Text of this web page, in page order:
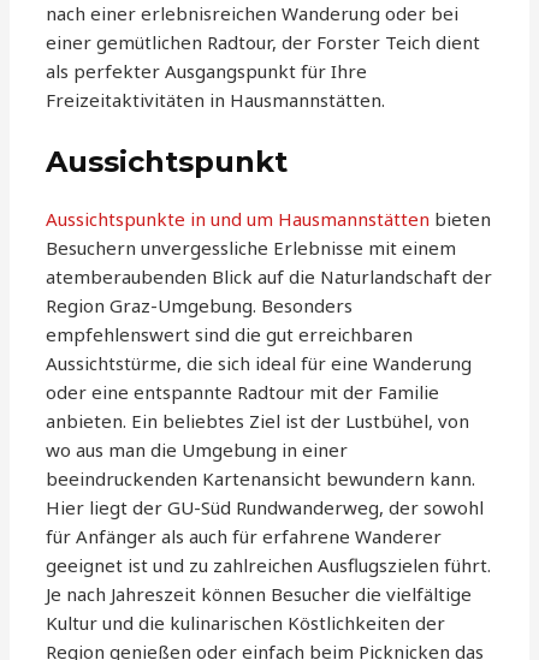
nach einer erlebnisreichen Wanderung oder bei
einer gemütlichen Radtour, der Forster Teich dient
als perfekter Ausgangspunkt für Ihre
Freizeitaktivitäten in Hausmannstätten.
Aussichtspunkt
Aussichtspunkte in und um Hausmannstätten bieten
Besuchern unvergessliche Erlebnisse mit einem
atemberaubenden Blick auf die Naturlandschaft der
Region Graz-Umgebung. Besonders
empfehlenswert sind die gut erreichbaren
Aussichtstürme, die sich ideal für eine Wanderung
oder eine entspannte Radtour mit der Familie
anbieten. Ein beliebtes Ziel ist der Lustbühel, von
wo aus man die Umgebung in einer
beeindruckenden Kartenansicht bewundern kann.
Hier liegt der GU-Süd Rundwanderweg, der sowohl
für Anfänger als auch für erfahrene Wanderer
geeignet ist und zu zahlreichen Ausflugszielen führt.
Je nach Jahreszeit können Besucher die vielfältige
Kultur und die kulinarischen Köstlichkeiten der
Region genießen oder einfach beim Picknicken das